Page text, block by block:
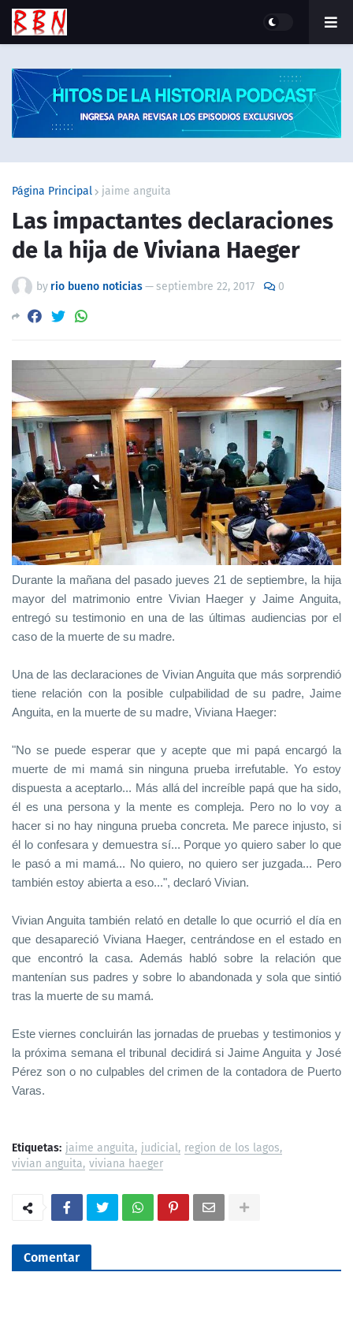
Página Principal jaime anguita
Las impactantes declaraciones
de la hija de Viviana Haeger
by rio bueno noticias— septiembre 22, 2017 0
Durante la mañana del pasado jueves 21 de septiembre, la hija
mayor del matrimonio entre Vivian Haeger y Jaime Anguita,
entregó su testimonio en una de las últimas audiencias por el
caso de la muerte de su madre.
Una de las declaraciones de Vivian Anguita que más sorprendió
tiene relación con la posible culpabilidad de su padre, Jaime
Anguita, en la muerte de su madre, Viviana Haeger:
"No se puede esperar que y acepte que mi papá encargó la
muerte de mi mamá sin ninguna prueba irrefutable. Yo estoy
dispuesta a aceptarlo... Más allá del increíble papá que ha sido,
él es una persona y la mente es compleja. Pero no lo voy a
hacer si no hay ninguna prueba concreta. Me parece injusto, si
él lo confesara y demuestra sí... Porque yo quiero saber lo que
le pasó a mi mamá... No quiero, no quiero ser juzgada... Pero
también estoy abierta a eso...", declaró Vivian.
Vivian Anguita también relató en detalle lo que ocurrió el día en
que desapareció Viviana Haeger, centrándose en el estado en
que encontró la casa. Además habló sobre la relación que
mantenían sus padres y sobre lo abandonada y sola que sintió
tras la muerte de su mamá.
Este viernes concluirán las jornadas de pruebas y testimonios y
la próxima semana el tribunal decidirá si Jaime Anguita y José
Pérez son o no culpables del crimen de la contadora de Puerto
Varas.
Etiquetas: jaime anguita judicial region de los lagos
vivian anguita viviana haeger
Comentar